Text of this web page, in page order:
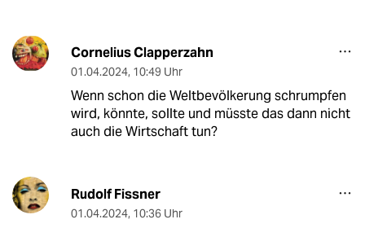
Cornelius Clapperzahn
01.04.2024, 10:49 Uhr
Wenn schon die Weltbevölkerung schrumpfen
wird, könnte, sollte und müsste das dann nicht
auch die Wirtschaft tun?
Rudolf Fissner
01.04.2024, 10:36 Uhr